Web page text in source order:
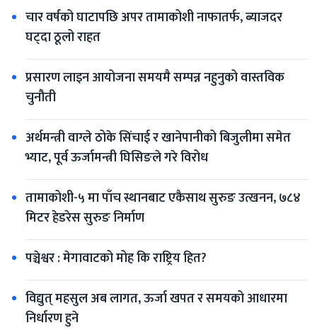
चार वर्षको घाटापछि अपर तामाकोशी नाफातर्फ, ब्याजदर
घट्दा ठूलो राहत
प्रसारण लाइन आयोजना समयमै सम्पन्न नहुनुको वास्तविक
चुनौती
अर्थमन्त्री वाग्ले ठोके सिंचाई र खानेपानीको बिजुलीमा समेत
भ्याट, पूर्व ऊर्जामन्त्री घिसिङले गरे विरोध
तामाकोशी-५ मा पाँच स्थानबाट एकैसाथ सुरुङ उत्खनन, ७८४
मिटर हेडरेस सुरुङ निर्माण
पञ्चेश्वर : मेगावाटको मोह कि राष्ट्रिय हित?
विद्युत् महसुल अब लागत, ऊर्जा खपत र समयको आधारमा
निर्धारण हुने